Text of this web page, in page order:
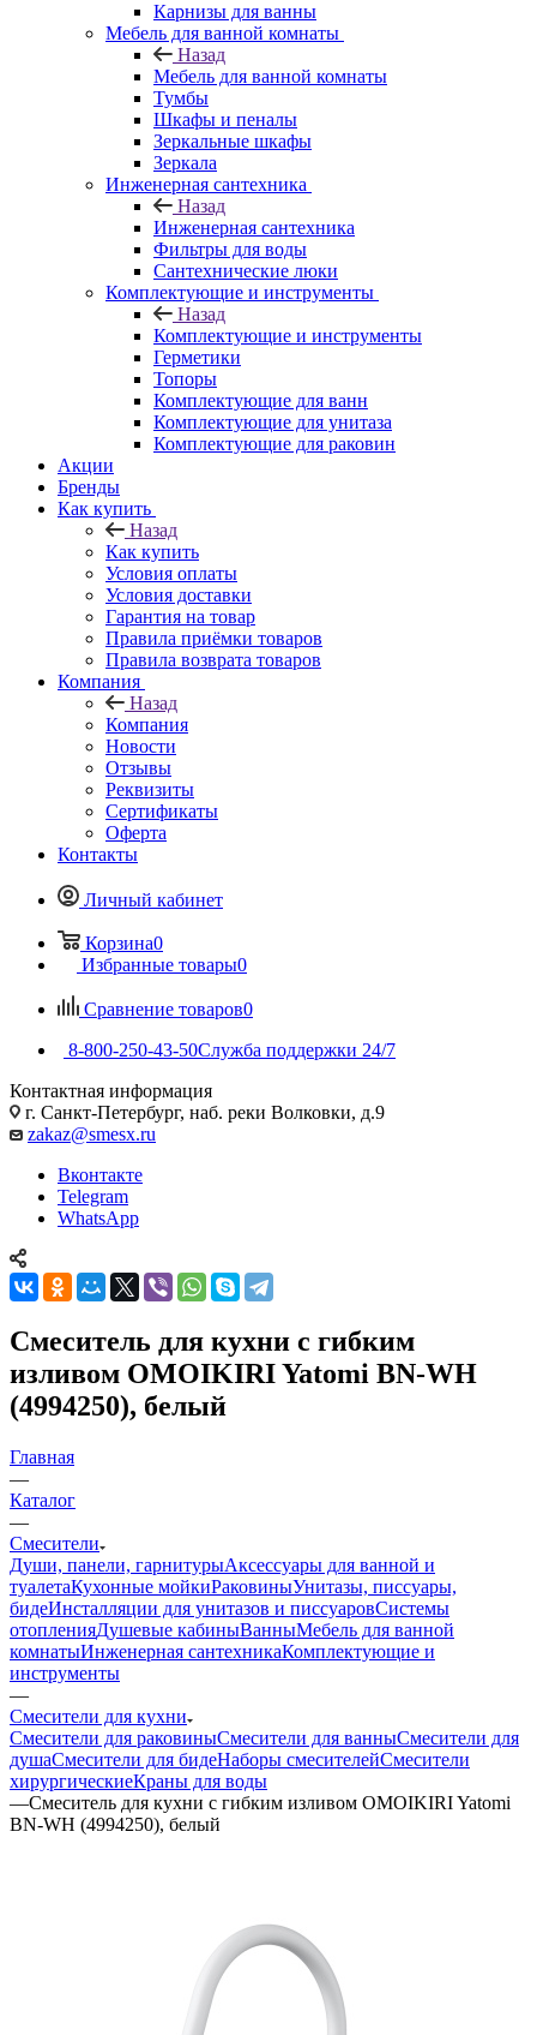
Карнизы для ванны
Мебель для ванной комнаты
Назад
Мебель для ванной комнаты
Тумбы
Шкафы и пеналы
Зеркальные шкафы
Зеркала
Инженерная сантехника
Назад
Инженерная сантехника
Фильтры для воды
Сантехнические люки
Комплектующие и инструменты
Назад
Комплектующие и инструменты
Герметики
Топоры
Комплектующие для ванн
Комплектующие для унитаза
Комплектующие для раковин
Акции
Бренды
Как купить
Назад
Как купить
Условия оплаты
Условия доставки
Гарантия на товар
Правила приёмки товаров
Правила возврата товаров
Компания
Назад
Компания
Новости
Отзывы
Реквизиты
Сертификаты
Оферта
Контакты
Личный кабинет
Корзина0
Избранные товары0
Сравнение товаров0
8-800-250-43-50Служба поддержки 24/7
Контактная информация
г. Санкт-Петербург, наб. реки Волковки, д.9
zakaz@smesx.ru
Вконтакте
Telegram
WhatsApp
Смеситель для кухни с гибким
изливом OMOIKIRI Yatomi BN-WH
(4994250), белый
Главная
—
Каталог
—
Смесители
Души, панели, гарнитурыАксессуары для ванной и
туалетаКухонные мойкиРаковиныУнитазы, писсуары,
бидеИнсталляции для унитазов и писсуаровСистемы
отопленияДушевые кабиныВанныМебель для ванной
комнатыИнженерная сантехникаКомплектующие и
инструменты
—
Смесители для кухни
Смесители для раковиныСмесители для ванныСмесители для
душаСмесители для бидеНаборы смесителейСмесители
хирургическиеКраны для воды
—Смеситель для кухни с гибким изливом OMOIKIRI Yatomi
BN-WH (4994250), белый